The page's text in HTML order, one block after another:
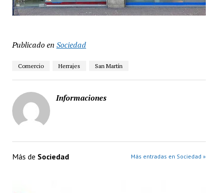
Publicado en Sociedad
Comercio Herrajes San Martín
Informaciones
Más de Sociedad Más entradas en Sociedad »